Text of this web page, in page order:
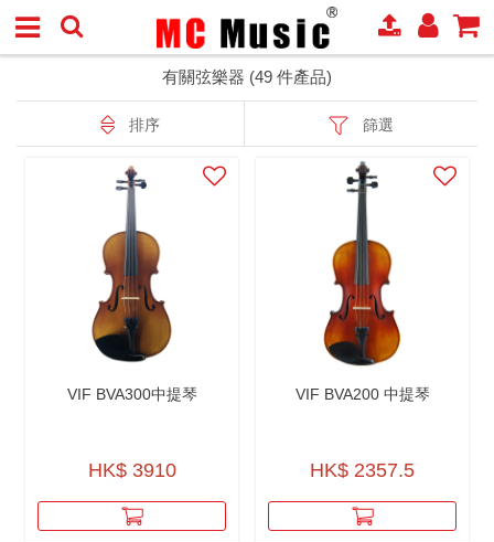
有關弦樂器 (49 件產品)
排序 篩選
VIF BVA300中提琴
HK$ 3910
VIF BVA200 中提琴
HK$ 2357.5